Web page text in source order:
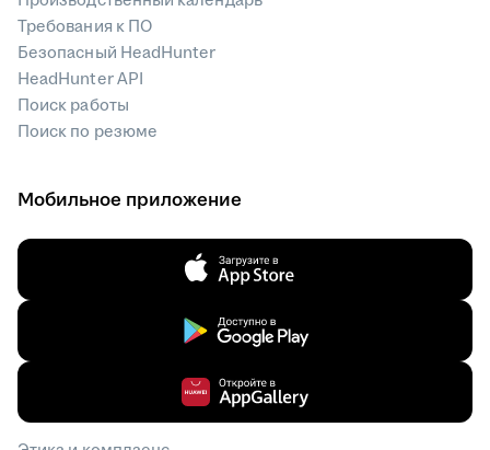
Требования к ПО
Безопасный HeadHunter
HeadHunter API
Поиск работы
Поиск по резюме
Мобильное приложение